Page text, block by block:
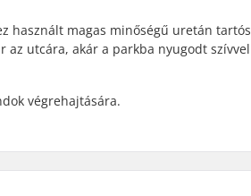
használt magas minőségű uretán tartós
az utcára, akár a parkba nyugodt szívvel
végrehajtására.